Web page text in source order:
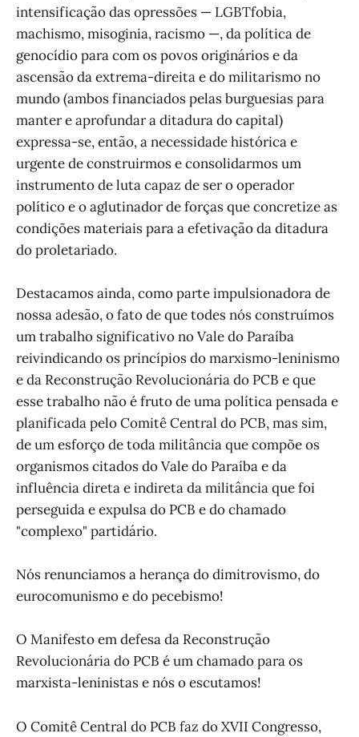
intensificação das opressões — LGBTfobia,
machismo, misoginia, racismo —, da política de
genocídio para com os povos originários e da
ascensão da extrema-direita e do militarismo no
mundo (ambos financiados pelas burguesias para
manter e aprofundar a ditadura do capital)
expressa-se, então, a necessidade histórica e
urgente de construirmos e consolidarmos um
instrumento de luta capaz de ser o operador
político e o aglutinador de forças que concretize as
condições materiais para a efetivação da ditadura
do proletariado.
Destacamos ainda, como parte impulsionadora de
nossa adesão, o fato de que todes nós construímos
um trabalho significativo no Vale do Paraíba
reivindicando os princípios do marxismo-leninismo
e da Reconstrução Revolucionária do PCB e que
esse trabalho não é fruto de uma política pensada e
planificada pelo Comitê Central do PCB, mas sim,
de um esforço de toda militância que compõe os
organismos citados do Vale do Paraíba e da
influência direta e indireta da militância que foi
perseguida e expulsa do PCB e do chamado
"complexo" partidário.
Nós renunciamos a herança do dimitrovismo, do
eurocomunismo e do pecebismo!
O Manifesto em defesa da Reconstrução
Revolucionária do PCB é um chamado para os
marxista-leninistas e nós o escutamos!
O Comitê Central do PCB faz do XVII Congresso,